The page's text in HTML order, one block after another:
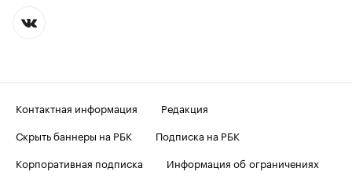
Контактная информация
Редакция
Скрыть баннеры на РБК
Подписка на РБК
Корпоративная подписка
Информация об ограничениях